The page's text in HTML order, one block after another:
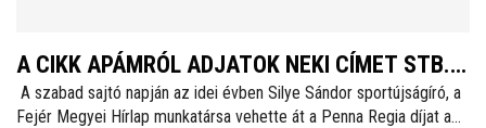
A CIKK APÁMRÓL ADJATOK NEKI CÍMET STB...
:P
A szabad sajtó napján az idei évben Silye Sándor sportújságíró, a
Fejér Megyei Hírlap munkatársa vehette át a Penna Regia díjat a